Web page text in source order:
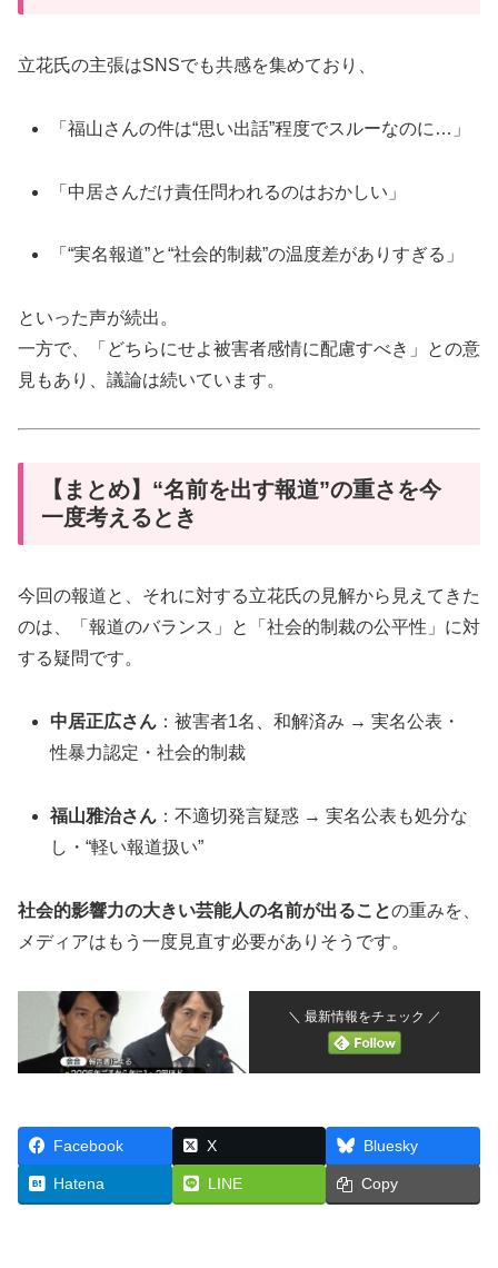
立花氏の主張はSNSでも共感を集めており、
「福山さんの件は“思い出話”程度でスルーなのに…」
「中居さんだけ責任問われるのはおかしい」
「“実名報道”と“社会的制裁”の温度差がありすぎる」
といった声が続出。
一方で、「どちらにせよ被害者感情に配慮すべき」との意
見もあり、議論は続いています。
【まとめ】“名前を出す報道”の重さを今
一度考えるとき
今回の報道と、それに対する立花氏の見解から見えてきた
のは、「報道のバランス」と「社会的制裁の公平性」に対
する疑問です。
中居正広さん ：被害者1名、和解済み → 実名公表・
性暴力認定・社会的制裁
福山雅治さん ：不適切発言疑惑 → 実名公表も処分な
し・“軽い報道扱い”
社会的影響力の大きい芸能人の名前が出ることの重みを、
メディアはもう一度見直す必要がありそうです。
＼ 最新情報をチェック ／
Facebook X Bluesky
Hatena LINE Copy